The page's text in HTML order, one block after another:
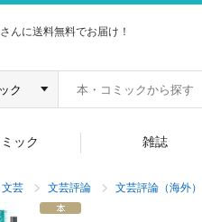
んに送料無料でお届け！
ック 雑誌
文芸 文芸評論 文芸評論（海外）